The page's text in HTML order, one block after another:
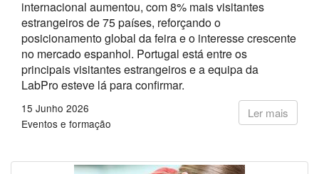
internacional aumentou, com 8% mais visitantes
estrangeiros de 75 países, reforçando o
posicionamento global da feira e o interesse crescente
no mercado espanhol. Portugal está entre os
principais visitantes estrangeiros e a equipa da
LabPro esteve lá para confirmar.
Ler mais
15 Junho 2026
Eventos e formação